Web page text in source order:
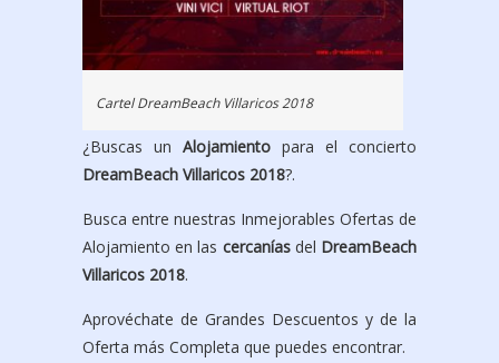
Cartel DreamBeach Villaricos 2018
¿Buscas un Alojamiento para el concierto
DreamBeach Villaricos 2018?.
Busca entre nuestras Inmejorables Ofertas de
Alojamiento en las cercaníasdel DreamBeach
Villaricos 2018.
Aprovéchate de Grandes Descuentos y de la
Oferta más Completa que puedes encontrar.